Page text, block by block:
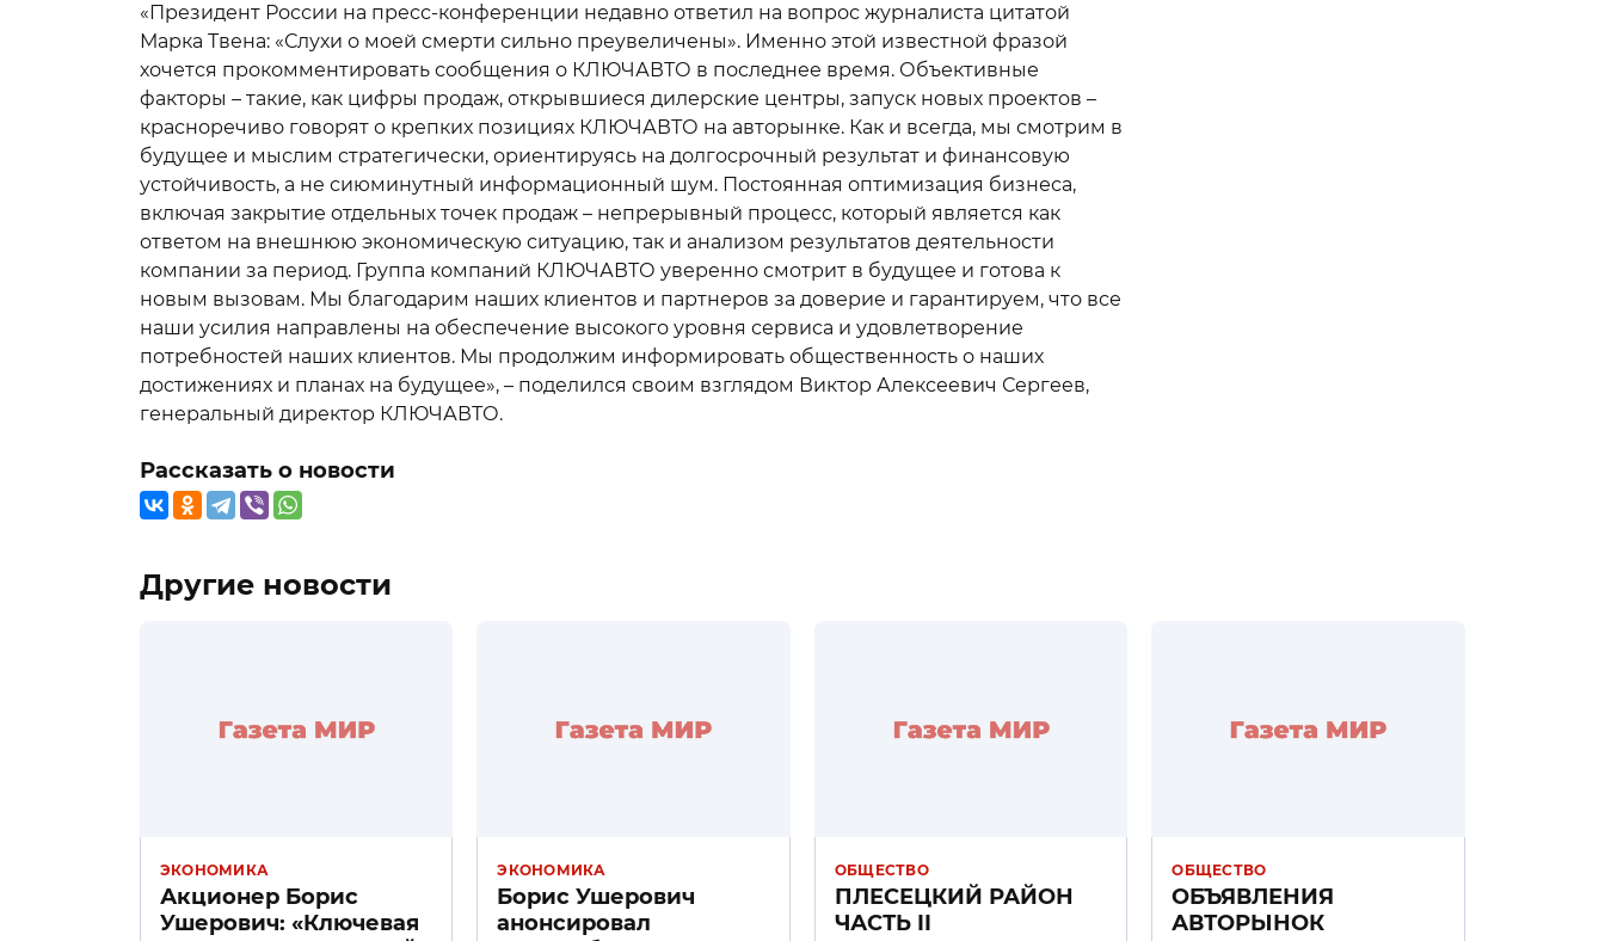
«Президент России на пресс-конференции недавно ответил на вопрос журналиста цитатой
Марка Твена: «Слухи о моей смерти сильно преувеличены». Именно этой известной фразой
хочется прокомментировать сообщения о КЛЮЧАВТО в последнее время. Объективные
факторы – такие, как цифры продаж, открывшиеся дилерские центры, запуск новых проектов –
красноречиво говорят о крепких позициях КЛЮЧАВТО на авторынке. Как и всегда, мы смотрим в
будущее и мыслим стратегически, ориентируясь на долгосрочный результат и финансовую
устойчивость, а не сиюминутный информационный шум. Постоянная оптимизация бизнеса,
включая закрытие отдельных точек продаж – непрерывный процесс, который является как
ответом на внешнюю экономическую ситуацию, так и анализом результатов деятельности
компании за период. Группа компаний КЛЮЧАВТО уверенно смотрит в будущее и готова к
новым вызовам. Мы благодарим наших клиентов и партнеров за доверие и гарантируем, что все
наши усилия направлены на обеспечение высокого уровня сервиса и удовлетворение
потребностей наших клиентов. Мы продолжим информировать общественность о наших
достижениях и планах на будущее», – поделился своим взглядом Виктор Алексеевич Сергеев,
генеральный директор КЛЮЧАВТО.
Рассказать о новости
Другие новости
ЭКОНОМИКА
Акционер Борис
Ушерович: «Ключевая
ЭКОНОМИКА
Борис Ушерович
анонсировал
ОБЩЕСТВО
ПЛЕСЕЦКИЙ РАЙОН
ЧАСТЬ II
ОБЩЕСТВО
ОБЪЯВЛЕНИЯ
АВТОРЫНОК